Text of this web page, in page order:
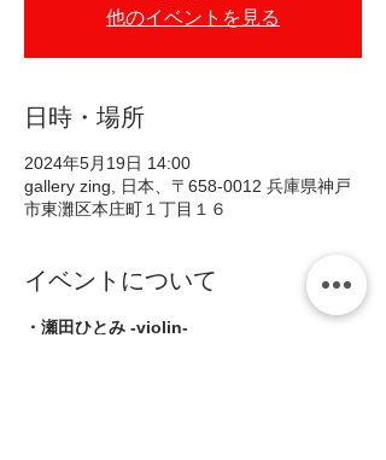
他のイベントを見る
日時・場所
2024年5月19日 14:00
gallery zing, 日本、〒658-0012 兵庫県神戸
市東灘区本庄町１丁目１６
イベントについて
・瀬田ひとみ -violin-